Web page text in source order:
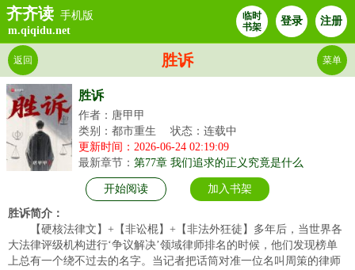
齐齐读 手机版
m.qiqidu.net
临时
书架
登录 注册
胜诉
返回 菜单
胜诉
作者：唐甲甲
类别：都市重生
状态：连载中
更新时间：2026-06-24 02:19:09
最新章节： 第77章 我们追求的正义究竟是什么
开始阅读 加入书架
胜诉简介：
【硬核法律文】+【非讼棍】+【非法外狂徒】多年后，当世界各
大法律评级机构进行‘争议解决’领域律师排名的时候，他们发现榜单
上总有一个绕不过去的名字。当记者把话筒对准一位名叫周策的律师